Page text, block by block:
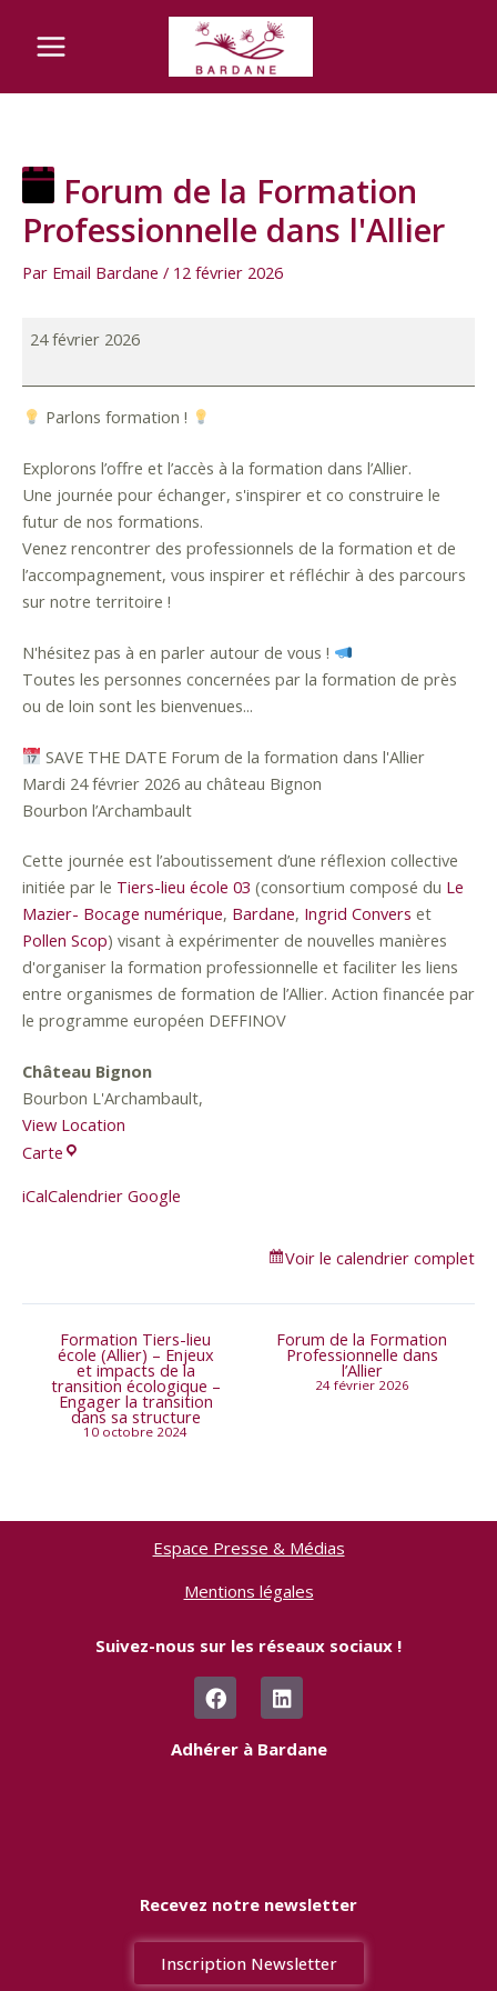
Menu
Forum de la Formation
Professionnelle dans l'Allier
Par Email Bardane / 12 février 2026
de
Formation
l'Allier
24 février 2026
Parlons formation !
Explorons l’offre et l’accès à la formation dans l’Allier.
Une journée pour échanger, s'inspirer et co construire le
futur de nos formations.
Venez rencontrer des professionnels de la formation et de
l’accompagnement, vous inspirer et réfléchir à des parcours
sur notre territoire !
N'hésitez pas à en parler autour de vous !
Toutes les personnes concernées par la formation de près
ou de loin sont les bienvenues...
SAVE THE DATE Forum de la formation dans l'Allier
Mardi 24 février 2026 au château Bignon
Bourbon l’Archambault
Cette journée est l’aboutissement d’une réflexion collective
initiée par le Tiers-lieu école 03 (consortium composé du Le
Mazier- Bocage numérique, Bardane, Ingrid Convers et
Pollen Scop) visant à expérimenter de nouvelles manières
d'organiser la formation professionnelle et faciliter les liens
entre organismes de formation de l’Allier. Action financée par
le programme européen DEFFINOV
Château Bignon
Bourbon L'Archambault,
View Location
Carte
Bignon
iCalCalendrier Google
Voir le calendrier complet
des
Formation Tiers-lieu
école (Allier) – Enjeux
et impacts de la
transition écologique –
Engager la transition
dans sa structure
10 octobre 2024
Forum de la Formation
Professionnelle dans
l’Allier
24 février 2026
Espace Presse & Médias
Mentions légales
Suivez-nous sur les réseaux sociaux !
F
a
c
e
L
i
n
k
Adhérer à Bardane
Recevez notre newsletter
Inscription Newsletter